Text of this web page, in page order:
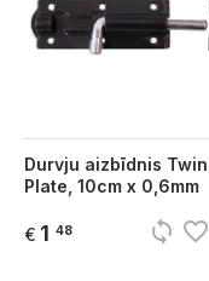
Durvju aizbīdnis Twin
Plate, 10cm x 0,6mm
€ 1 48 sync favorite_border